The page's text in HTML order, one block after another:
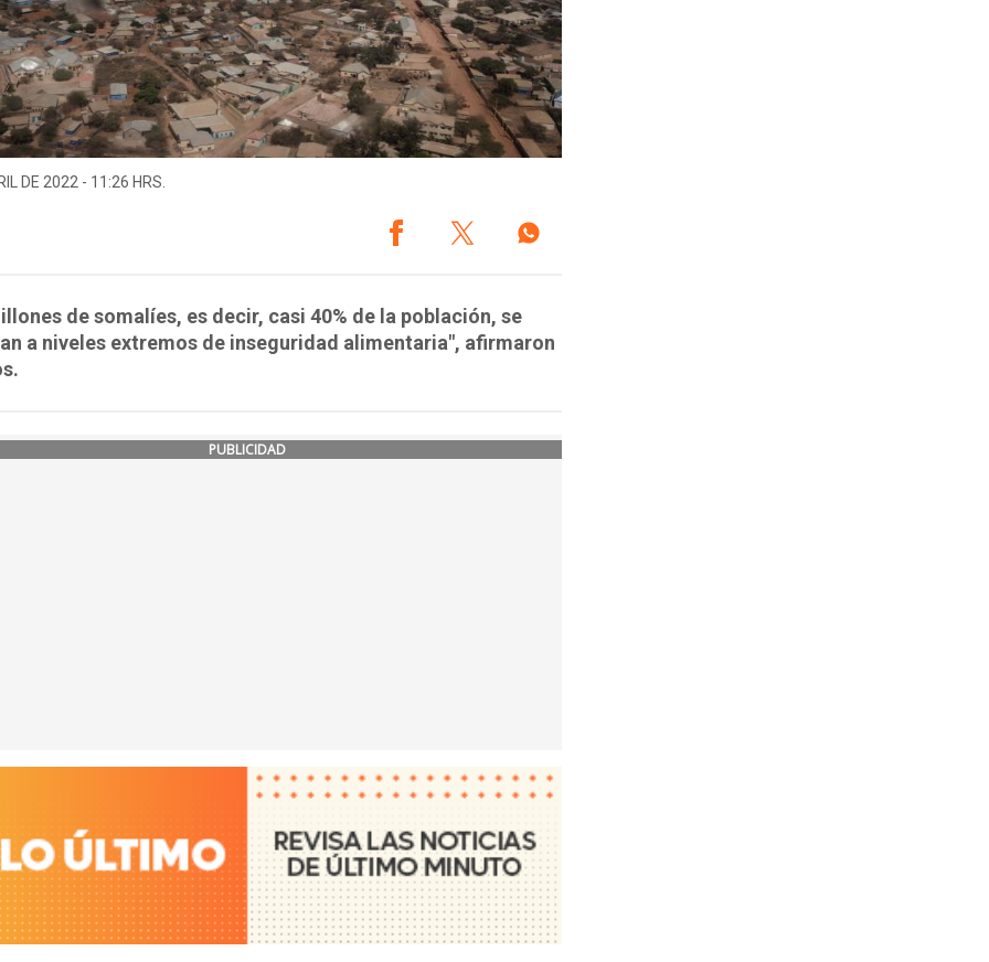
DE 2022 - 11:26 HRS.
de somalíes, es decir, casi 40% de la población, se
a niveles extremos de inseguridad alimentaria", afirmaron
PUBLICIDAD